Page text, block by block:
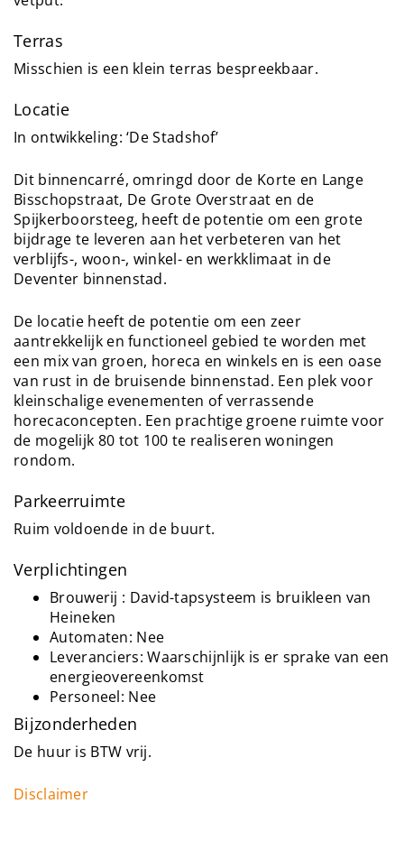
Terras
Misschien is een klein terras bespreekbaar.
Locatie
In ontwikkeling: ‘De Stadshof’
Dit binnencarré, omringd door de Korte en Lange
Bisschopstraat, De Grote Overstraat en de
Spijkerboorsteeg, heeft de potentie om een grote
bijdrage te leveren aan het verbeteren van het
verblijfs-, woon-, winkel- en werkklimaat in de
Deventer binnenstad.
De locatie heeft de potentie om een zeer
aantrekkelijk en functioneel gebied te worden met
een mix van groen, horeca en winkels en is een oase
van rust in de bruisende binnenstad. Een plek voor
kleinschalige evenementen of verrassende
horecaconcepten. Een prachtige groene ruimte voor
de mogelijk 80 tot 100 te realiseren woningen
rondom.
Parkeerruimte
Ruim voldoende in de buurt.
Verplichtingen
Brouwerij : David-tapsysteem is bruikleen van
Heineken
Automaten: Nee
Leveranciers: Waarschijnlijk is er sprake van een
energieovereenkomst
Personeel: Nee
Bijzonderheden
De huur is BTW vrij.
Disclaimer